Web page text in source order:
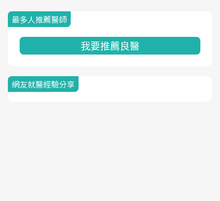
最多人推薦醫師
我要推薦良醫
網友就醫經驗分享